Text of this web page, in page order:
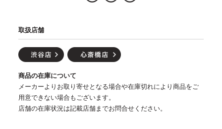
取扱店舗
商品の在庫について
メーカーよりお取り寄せとなる場合や在庫切れにより商品をご
用意できない場合もございます。
店舗の在庫状況は記載店舗までお問合せください。